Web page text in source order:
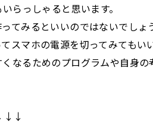
らっしゃると思います。
てみるといいのではないでしょ
マホの電源を切ってみてもい
なるためのプログラムや自身